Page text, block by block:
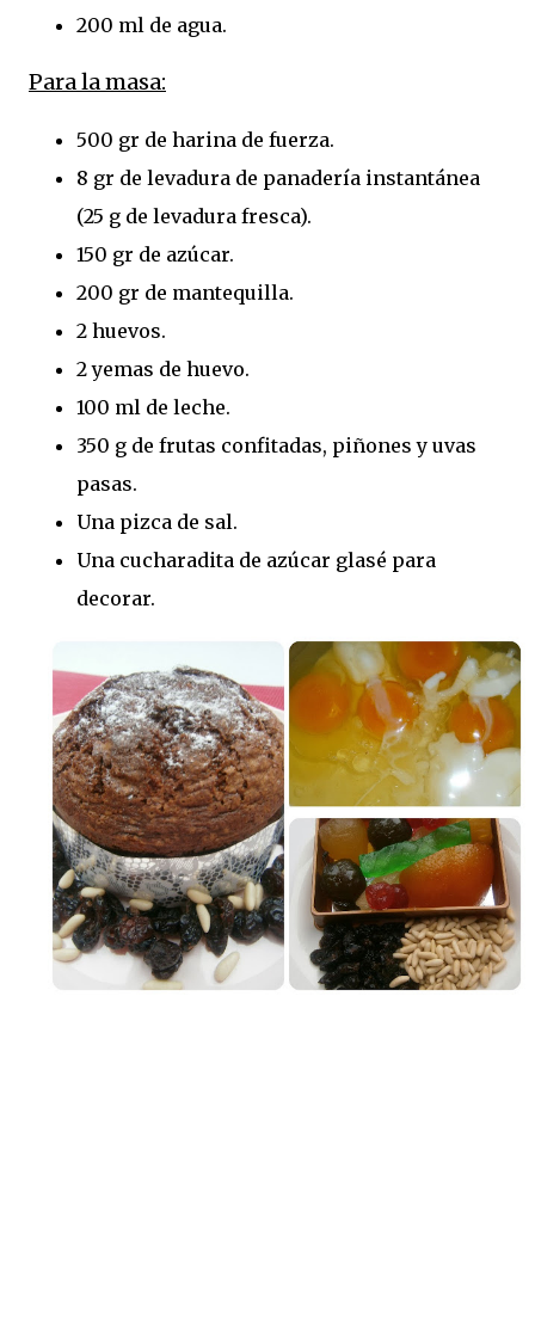
200 ml de agua.
Para la masa:
500 gr de harina de fuerza.
8 gr de levadura de panadería instantánea
(25 g de levadura fresca).
150 gr de azúcar.
200 gr de mantequilla.
2 huevos.
2 yemas de huevo.
100 ml de leche.
350 g de frutas confitadas, piñones y uvas
pasas.
Una pizca de sal.
Una cucharadita de azúcar glasé para
decorar.